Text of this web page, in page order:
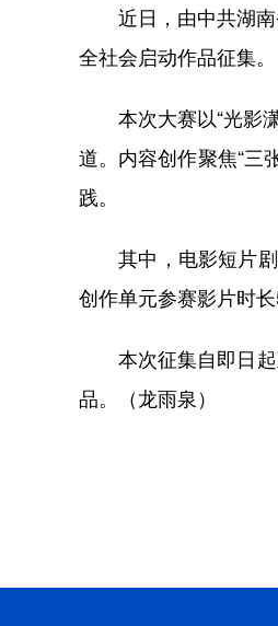
近日，由中共湖南
全社会启动作品征集。
本次大赛以“光影潇
道。内容创作聚焦“三
践。
其中，电影短片剧
创作单元参赛影片时
本次征集自即日起
品。（龙雨泉）